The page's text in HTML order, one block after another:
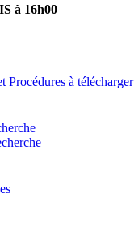
Procédures à télécharger
à 16h00